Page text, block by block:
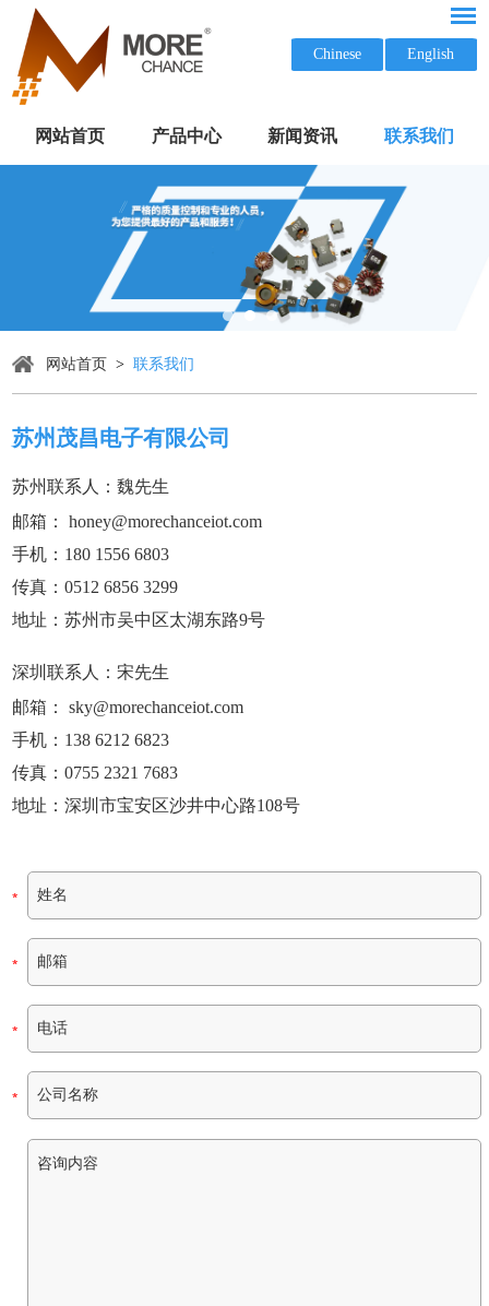
Chinese English
网站首页 产品中心 新闻资讯 联系我们
网站首页 >联系我们
苏州茂昌电子有限公司
苏州联系人：魏先生
邮箱：honey@morechanceiot.com
手机：180 1556 6803
传真：0512 6856 3299
地址：苏州市吴中区太湖东路9号
深圳联系人：宋先生
邮箱：sky@morechanceiot.com
手机：138 6212 6823
传真：0755 2321 7683
地址：深圳市宝安区沙井中心路108号